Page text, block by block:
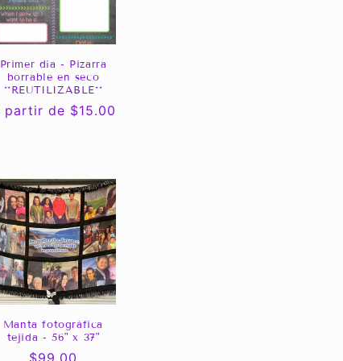
Primer día - Pizarra
borrable en seco
**REUTILIZABLE**
partir de $15.00
Manta fotográfica
tejida - 56" x 37"
Precio
$99.00